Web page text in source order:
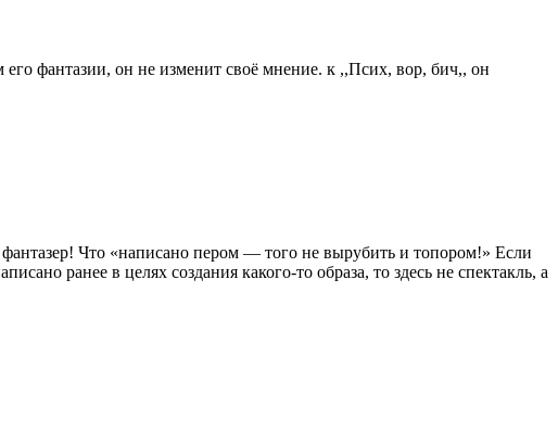
фантазии, он не изменит своё мнение. к ,,Псих, вор, бич,, он
Что «написано пером — того не вырубить и топором!» Если
ранее в целях создания какого-то образа, то здесь не спектакль, а